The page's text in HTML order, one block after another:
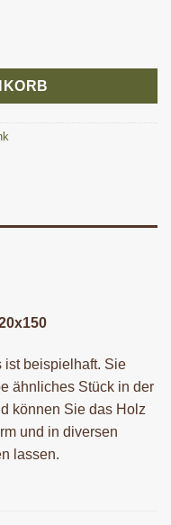
mm Menge
ist beispielhaft. Sie
ähnliches Stück in der
können Sie das Holz
und in diversen
lassen.